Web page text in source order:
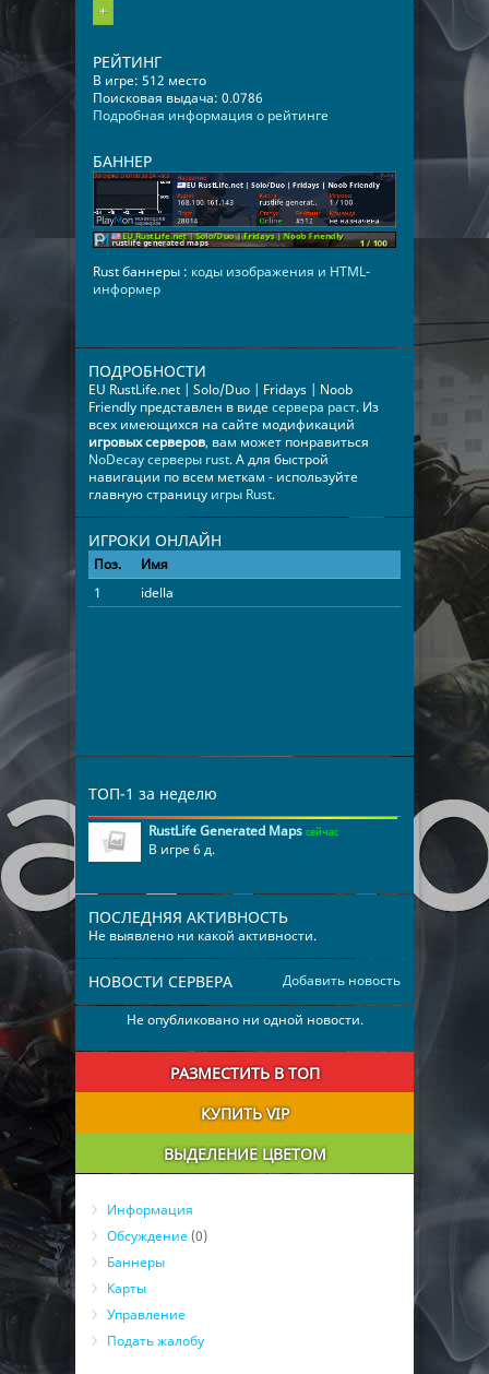
+
РЕЙТИНГ
В игре: 512 место
Поисковая выдача: 0.0786
Подробная информация о рейтинге
БАННЕР
Rust баннеры : коды изображения и HTML-
информер
ПОДРОБНОСТИ
EU RustLife.net | Solo/Duo | Fridays | Noob
Friendly представлен в видесервера раст. Из
всех имеющихся на сайте модификаций
игровых серверов, вам может понравиться
NoDecay серверы rust. А для быстрой
навигации по всем меткам - используйте
главную страницу игры Rust.
ИГРОКИ ОНЛАЙН
Поз. Имя
Время
1
idella 00:11:42
ТОП-1 за неделю
RustLife Generated Maps сейчас
В игре 6 д.
ПОСЛЕДНЯЯ АКТИВНОСТЬ
Не выявлено ни какой активности.
Добавить новость
НОВОСТИ СЕРВЕРА
Не опубликовано ни одной новости.
РАЗМЕСТИТЬ В ТОП
КУПИТЬ VIP
ВЫДЕЛЕНИЕ ЦВЕТОМ
Информация
Обсуждение (0)
Баннеры
Карты
Управление
Подать жалобу